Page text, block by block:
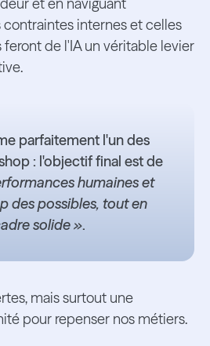
et en naviguant
internes et celles
de l'IA un véritable levier
parfaitement l'un des
: l'objectif final est de
humaines et
des possibles, tout en
solide ».
mais surtout une
pour repenser nos métiers.